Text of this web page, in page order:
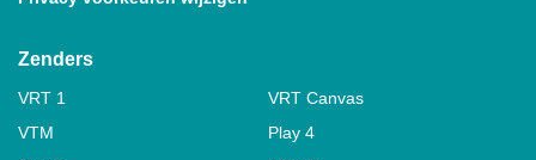
Zenders
VRT 1
VRT Canvas
VTM
Play 4